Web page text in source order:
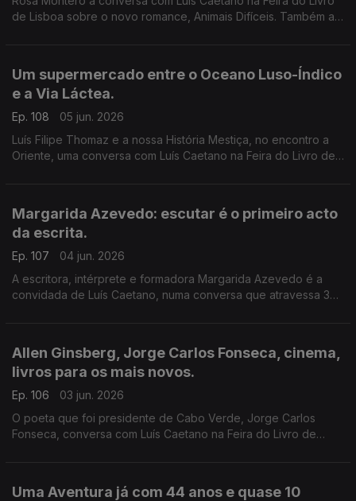
de Lisboa sobre o novo romance, Animais Difíceis. Também a
Um supermercado entre o Oceano Luso-Índico
e a Via Láctea.
Ep. 108
05 jun. 2026
Luís Filipe Thomaz e a nossa História Mestiça, no encontro a
Oriente, uma conversa com Luís Caetano na Feira do Livro de
Margarida Azevedo: escutar é o primeiro acto
da escrita.
Ep. 107
04 jun. 2026
A escritora, intérprete e formadora Margarida Azevedo é a
convidada de Luís Caetano, numa conversa que atravessa 3
Allen Ginsberg, Jorge Carlos Fonseca, cinema,
livros para os mais novos.
Ep. 106
03 jun. 2026
O poeta que foi presidente de Cabo Verde, Jorge Carlos
Fonseca, conversa com Luís Caetano na Feira do Livro de
Uma Aventura já com 44 anos e quase 10